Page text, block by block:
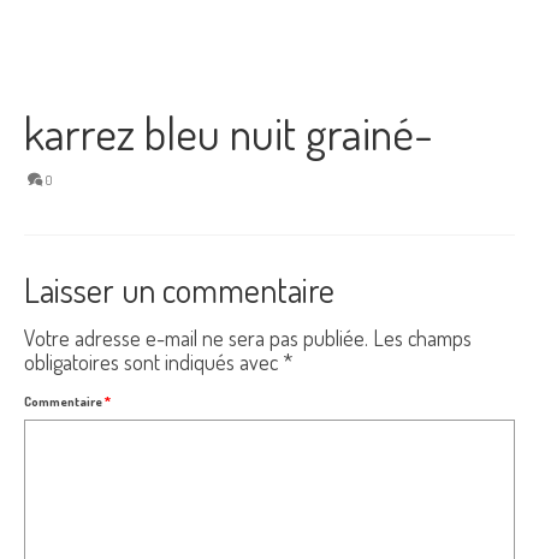
karrez bleu nuit grainé-
0
Laisser un commentaire
Votre adresse e-mail ne sera pas publiée. Les champs
obligatoires sont indiqués avec *
Commentaire*